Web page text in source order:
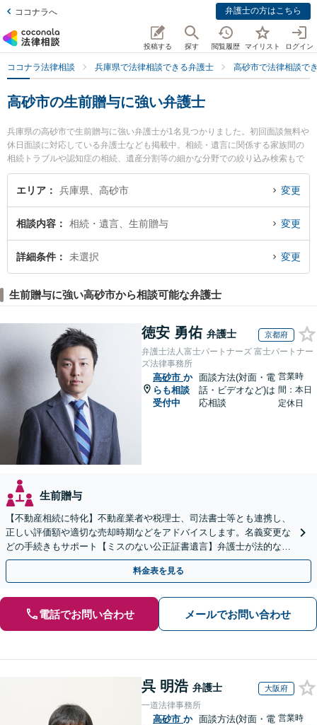
ココナラへ 弁護士の方はこちら
投稿する 探す 閲覧履歴 マイリスト ログイン
ココナラ法律相談 兵庫県で法律相談できる弁護士 高砂市で法律相談で
高砂市の生前贈与に強い弁護士
兵庫県の高砂市で生前贈与に強い弁護士が1名見つかりました。初回面談無料や
休日面談に対応している弁護士なども掲載中。相続・遺言に関係する家族間の
相続トラブルや認知症の相続、遺産分割等の細かな分野での絞り込み検索もで
き便利です。特に姫路あおい法律事務所の植田 浩平弁護士のプロフィール情報
や弁護士費用、強みなどが注目されています。『高砂市で土日や夜間に発生し
律相談できる高砂市内の弁護士に相談予約したい』などでお困りの相談者さん
におすすめです。
エリア 兵庫県、高砂市 変更
相談内容 相続・遺言、生前贈与 変更
詳細条件 未選択 変更
生前贈与に強い高砂市から相談可能な弁護士
徳安 勇佑 弁護士 京都府
弁護士法人富士パートナーズ 富士パートナー
ズ法律事務所
高砂市 か
らも相談
受付中
面談方法(対面・電
話・ビデオなど)は
応相談
営業時
間：本日
定休日
生前贈与
【不動産相続に特化】不動産業者や税理士、司法書士等とも連携し、
正しい評価額や適切な売却時期などをアドバイスします。名義変更な
どの手続きもサポート【ミスのない公正証書遺言】弁護士が法的な観
点から遺言書を作成します。
料金表を見る
電話でお問い合わせ メールでお問い合わせ
呉 明浩 弁護士 大阪府
一道法律事務所
高砂市 か 面談方法(対面・電 営業時